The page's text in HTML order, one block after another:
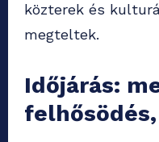
közterek és
megteltek.
Időjárás: